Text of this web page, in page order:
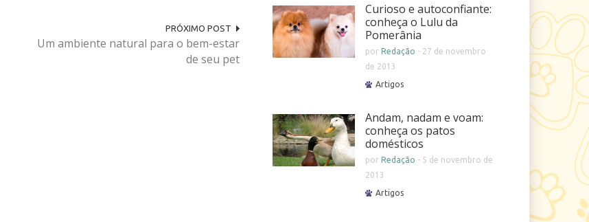
PRÓXIMO POST
Um ambiente natural para o bem-estar
de seu pet
Curioso e autoconfiante:
conheça o Lulu da
Pomerânia
porRedação - 27 de novembro
de 2013
Artigos
Andam, nadam e voam:
conheça os patos
domésticos
porRedação - 5 de novembro de
2013
Artigos